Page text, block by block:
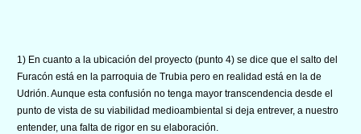
1) En cuanto a la ubicación del proyecto (punto 4) se dice que el salto del
Furacón está en la parroquia de Trubia pero en realidad está en la de
Udrión. Aunque esta confusión no tenga mayor transcendencia desde el
punto de vista de su viabilidad medioambiental si deja entrever, a nuestro
entender, una falta de rigor en su elaboración.